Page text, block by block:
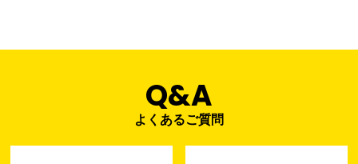
正当な事業遂行の範囲内で利用いたします。
個人情報の利用目的
当社通信販売における受発注業務のため
Q&A
よくあるご質問